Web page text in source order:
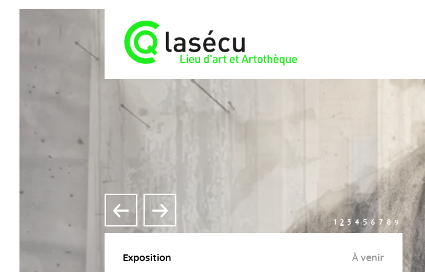
1 2 3 4 5 6 7 8 9
Exposition À venir